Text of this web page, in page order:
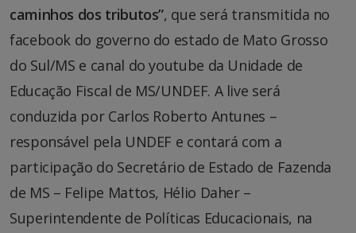
caminhos dos tributos”, que será transmitida no
facebook do governo do estado de Mato Grosso
do Sul/MS e canal do youtube da Unidade de
Educação Fiscal de MS/UNDEF. A live será
conduzida por Carlos Roberto Antunes –
responsável pela UNDEF e contará com a
participação do Secretário de Estado de Fazenda
de MS – Felipe Mattos, Hélio Daher –
Superintendente de Políticas Educacionais, na